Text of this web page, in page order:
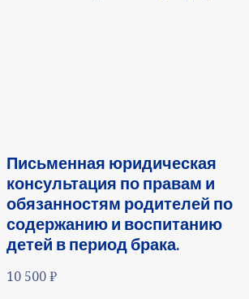
Письменная юридическая
консультация по правам и
обязанностям родителей по
содержанию и воспитанию
детей в период брака.
10 500₽